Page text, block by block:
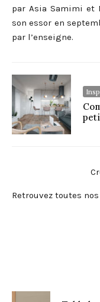
par Asia Samimi et
son essor en
par l’enseigne.
Retrouvez toutes nos